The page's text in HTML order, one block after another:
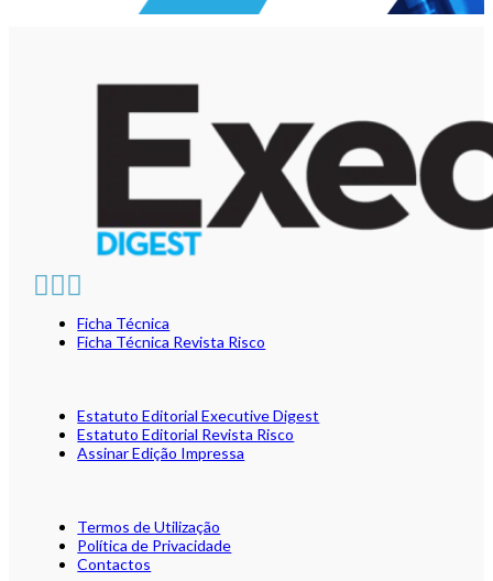
Ficha Técnica
Ficha Técnica Revista Risco
Estatuto Editorial Executive Digest
Estatuto Editorial Revista Risco
Assinar Edição Impressa
Termos de Utilização
Política de Privacidade
Contactos